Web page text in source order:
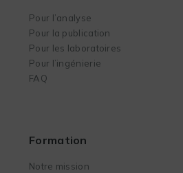
Pour l’analyse
Pour la publication
Pour les laboratoires
Pour l’ingénierie
FAQ
Formation
Notre mission